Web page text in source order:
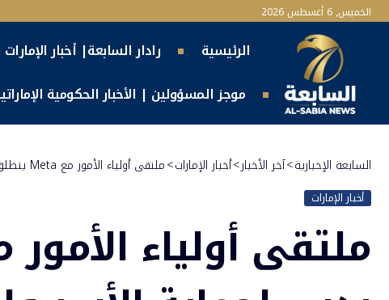
الخميس, 6 أغسطس 2026
الرئيسية رادار السابعة| أخبار
موجز المسؤولين | الأخبار الحكومية
السابعة الإخبارية>آخر الأخبار>أخبار الإمارات>ملتقى أولياء الأمور مع Meta ينطلق بدبي لحماية الأسر والسلامة الرقمية 2026
أخبار الإمارات